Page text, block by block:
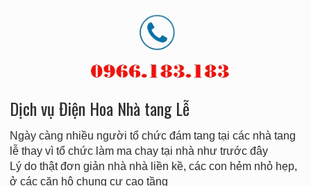
Dịch vụ Điện Hoa Nhà tang Lễ
Ngày càng nhiều người tổ chức đám tang tại các nhà tang
lễ thay vì tổ chức làm ma chay tại nhà như trước đây
Lý do thật đơn giản nhà nhà liền kề, các con hẻm nhỏ hẹp,
ở các căn hộ chung cư cao tầng